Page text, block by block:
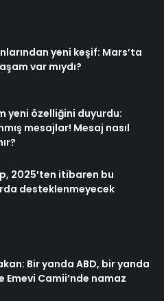
yeni keşif: Mars’ta
var mıydı?
yeni özelliğini duyurdu:
mesajlar! Mesaj nasıl
2025’ten itibaren bu
desteklenmeyecek
Bir yanda ABD, bir yanda
Emevi Camii’nde namaz